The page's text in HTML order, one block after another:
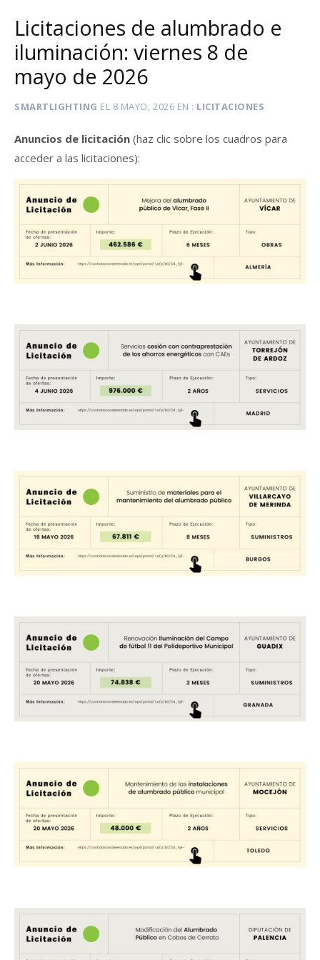
Licitaciones de alumbrado e
iluminación: viernes 8 de
mayo de 2026
SMARTLIGHTING EL 8 MAYO, 2026 EN LICITACIONES
Anuncios de licitación (haz clic sobre los cuadros para
acceder a las licitaciones):